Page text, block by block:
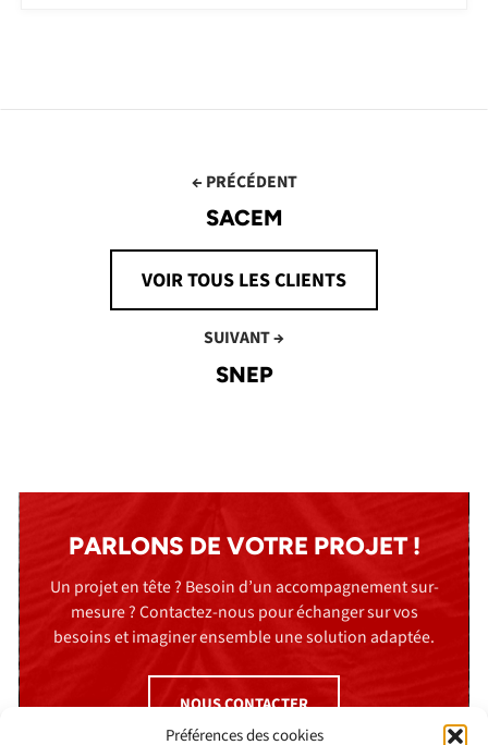
Préférences des cookies
← PRÉCÉDENT
SACEM
VOIR TOUS LES CLIENTS
SUIVANT →
SNEP
PARLONS DE VOTRE PROJET !
Un projet en tête ? Besoin d’un accompagnement sur-
mesure ? Contactez-nous pour échanger sur vos
besoins et imaginer ensemble une solution adaptée.
NOUS CONTACTER